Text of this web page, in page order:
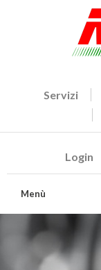
Servizi
Login
Menù